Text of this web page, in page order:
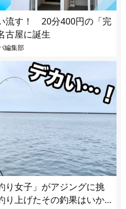
流す！ 20分400円の「完
古屋に誕生
編集部
り女子」がアジングに挑
上げたその釣果はいか